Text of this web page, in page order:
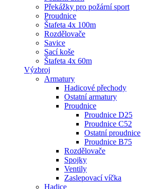
Překážky pro požární sport
Proudnice
Štafeta 4x 100m
Rozdělovače
Savice
Sací koše
Štafeta 4x 60m
Výzbroj
Armatury
Hadicové přechody
Ostatní armatury
Proudnice
Proudnice D25
Proudnice C52
Ostatní proudnice
Proudnice B75
Rozdělovače
Spojky
Ventily
Zaslepovací víčka
Hadice